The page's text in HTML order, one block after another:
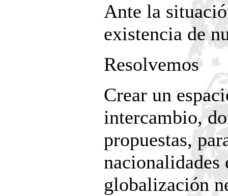
Ante la
existencia de
Resolvemos
Crear un
intercambio,
propuestas,
globalización